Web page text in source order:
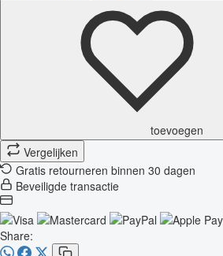
toevoegen
Vergelijken
Gratis retourneren binnen 30 dagen
Beveiligde transactie
Share: